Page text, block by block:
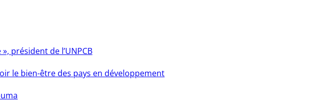
président de l’UNPCB
le bien-être des pays en développement